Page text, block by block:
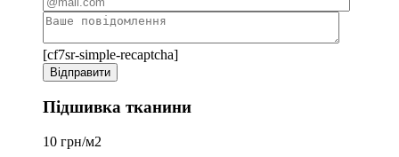
[cf7sr-simple-recaptcha]
Підшивка тканини
10 грн/м2